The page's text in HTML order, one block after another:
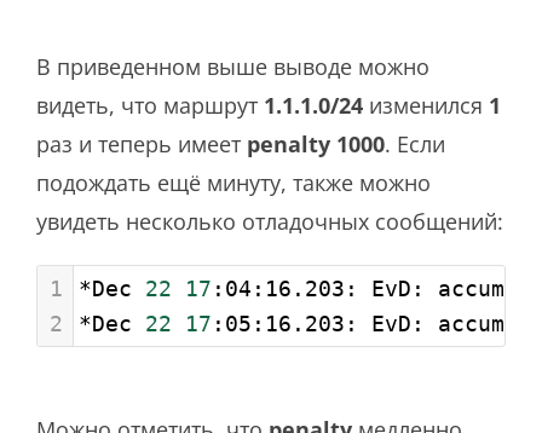
В приведенном выше выводе можно
видеть, что маршрут 1.1.1.0/24 изменился 1
раз и теперь имеет penalty 1000. Если
подождать ещё минуту, также можно
увидеть несколько отладочных сообщений:
1 *Dec 22 17 :04:16.203: EvD:
2
*Dec 22 17 :05:16.203: EvD: